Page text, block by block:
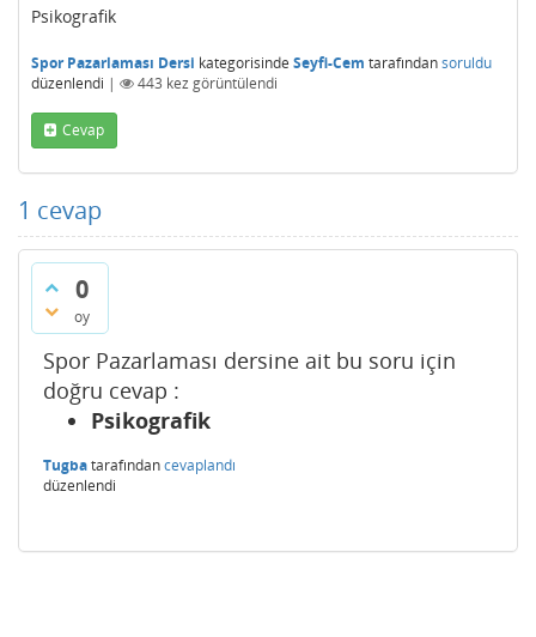
Psikografik
Spor Pazarlaması Dersi kategorisinde Seyfi-Cem tarafındansoruldu
düzenlendi | 443 kez görüntülendi
Cevap
1 cevap
0
oy
Spor Pazarlaması dersine ait bu soru için
doğru cevap :
Psikografik
Tugbatarafındancevaplandı
düzenlendi